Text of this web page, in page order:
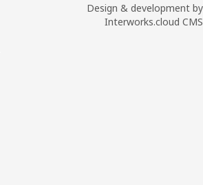
Design & development by
Interworks.cloud CMS